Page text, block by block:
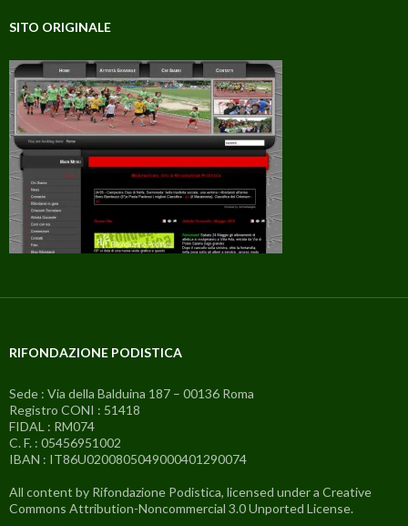
SITO ORIGINALE
RIFONDAZIONE PODISTICA
Sede : Via della Balduina 187 – 00136 Roma
Registro CONI : 51418
FIDAL : RM074
C. F. : 05456951002
IBAN : IT86U0200805049000401290074
All content by Rifondazione Podistica, licensed under a Creative
Commons Attribution-Noncommercial 3.0 Unported License.